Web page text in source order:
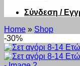
Σύνδεση /
Home » Shop
-30%